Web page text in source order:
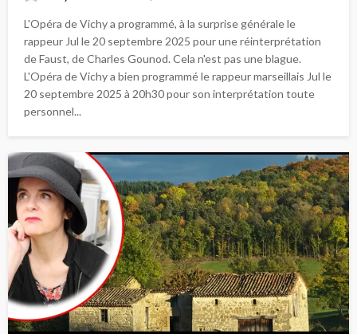
L'Opéra de Vichy a programmé, à la surprise générale le
rappeur Jul le 20 septembre 2025 pour une réinterprétation
de Faust, de Charles Gounod. Cela n'est pas une blague.
L'Opéra de Vichy a bien programmé le rappeur marseillais Jul le
20 septembre 2025 à 20h30 pour son interprétation toute
personnel...